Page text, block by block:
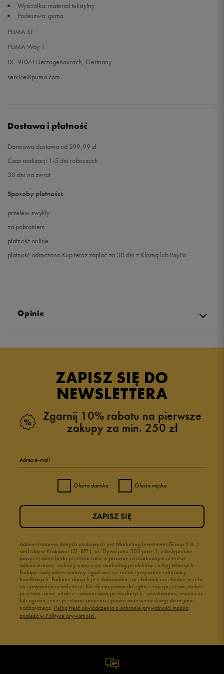
31 cm
48,5
Wyściółka: materiał tekstylny
Podeszwa: guma
PUMA SE
PUMA Way 1
DE-91074 Herzogenaurach, Germany
service@puma.com
Dostawa i płatność
Darmowa dostawa od 299,99 zł
Czas realizacji 1-5 dni roboczych
30 dni na zwrot
Sposoby płatności:
przelew zwykły
za pobraniem
płatność online
płatność odroczona Kup teraz zapłać za 30 dni z Klarną lub PayPo
Opinie
ZAPISZ SIĘ DO
NEWSLETTERA
Zgarnij 10% rabatu na pierwsze
zakupy za min. 250 zł
Adres e-mail
Oferta damska Oferta męska
Administratorem danych osobowych jest Marketing Investment Group S.A. z
siedzibą w Krakowie (31-871), os. Dywizjonu 303 paw. 1, udostępnione
powyżej dane będą przetwarzane w prawnie uzasadnionym interesie
administratora, za który uważa się marketing produktów i usług własnych.
Podając swój adres mailowy zgadzasz się na otrzymywanie informacji
handlowych. Podanie danych jest dobrowolne, aczkolwiek niezbędne w celu
otrzymywania newslettera. Każdy ma prawo do zgłoszenia sprzeciwu wobec
przetwarzania, a także żądania dostępu do danych, sprostowania, usunięcia
lub ograniczenia przetwarzania oraz prawo wniesienia skargi do organu
nadzorczego. Pełną treść oświadczenia o ochronie prywatności można
znaleźć w Polityce prywatności.
ZAPISZ SIĘ